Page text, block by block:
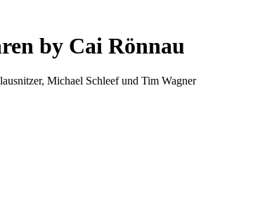
by Cai Rönnau
Michael Schleef und Tim Wagner